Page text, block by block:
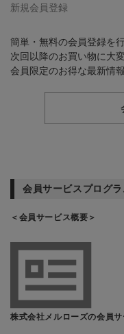
新規会員登録
簡単・無料の会員登録を
次回以降のお買い物に大
会員限定のお得な最新情
会員サービスプログラ
＜会員サービス概要＞
株式会社メルローズの会員サ